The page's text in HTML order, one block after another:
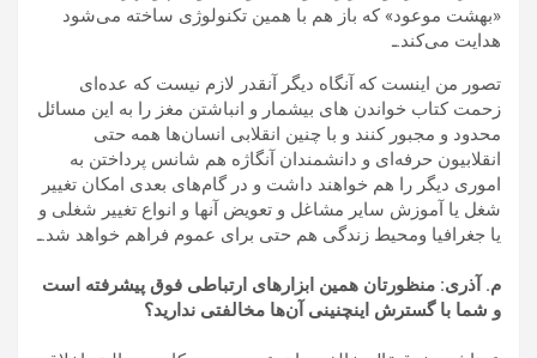
«بهشت موعود» که باز هم با همین تکنولوژی ساخته می‌شود
هدایت می‌کند.ـ
تصور من اینست که آنگاه دیگر آنقدر لازم نیست که عده‌ای
زحمت کتاب خواندن های بیشمار و انباشتن مغز را به این مسائل
محدود و مجبور کنند و با چنین انقلابی انسان‌ها همه حتی
انقلابیون حرفه‌ای و دانشمندان آنگاژه هم شانس پرداختن به
اموری دیگر را هم خواهند داشت و در گام‌های بعدی امکان تغییر
شغل یا آموزش سایر مشاغل و تعویض آنها و انواع تغییر شغلی و
یا جغرافیا ومحیط زندگی هم حتی برای عموم فراهم خواهد شد.ـ
م. آذری: منظورتان همین ابزارهای ارتباطی فوق پیشرفته است
و شما با گسترش اینچنینی آن‌ها مخالفتی ندارید؟